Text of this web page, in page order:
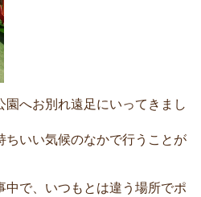
園へお別れ遠足にいってきまし
ちいい気候のなかで行うことが
中で、いつもとは違う場所でポ